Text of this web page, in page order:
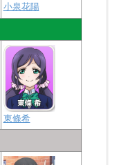
小泉花陽
東條希